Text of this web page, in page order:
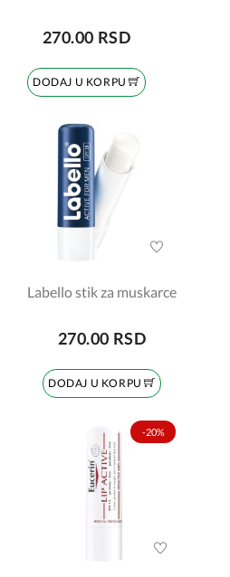
270.00 RSD
DODAJ U KORPU
Labello stik za muskarce
270.00 RSD
DODAJ U KORPU
-20%